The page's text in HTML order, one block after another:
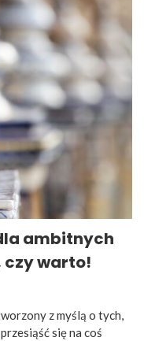
ambitnych
czy warto!
z myślą o tych,
się na coś